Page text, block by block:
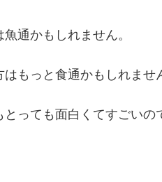
通かもしれません。
もっと食通かもしれませ
っても面白くてすごいの